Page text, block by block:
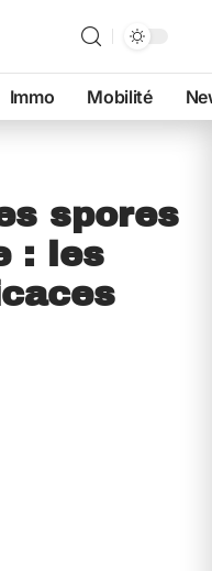
Immo Mobilité
spores
: les